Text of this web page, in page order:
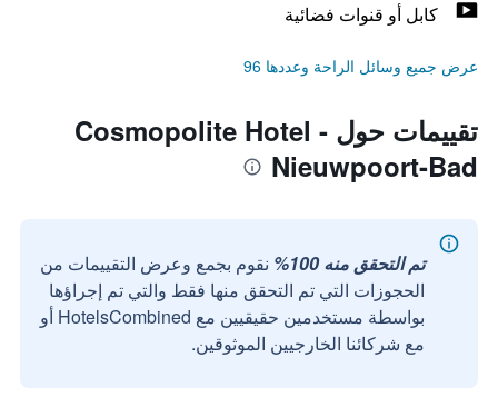
كابل أو قنوات فضائية
عرض جميع وسائل الراحة وعددها 96
تقييمات حول Cosmopolite Hotel -
Nieuwpoort-Bad
تم التحقق منه 100%
نقوم بجمع وعرض التقييمات من
الحجوزات التي تم التحقق منها فقط والتي تم إجراؤها
بواسطة مستخدمين حقيقيين مع HotelsCombined أو
مع شركائنا الخارجيين الموثوقين.